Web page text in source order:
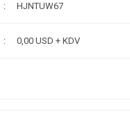
HJNTUW67
0,00 USD + KDV